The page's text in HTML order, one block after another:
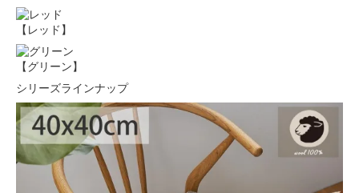
【レッド】
【グリーン】
シリーズラインナップ